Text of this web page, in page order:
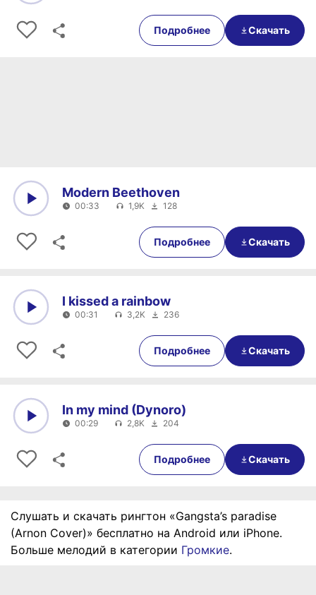
00:32
Подробнее Скачать
00:33
Modern Beethoven
00:33 1,9K 128
Подробнее Скачать
00:31
I kissed a rainbow
00:31 3,2K 236
Подробнее Скачать
00:29
In my mind (Dynoro)
00:29 2,8K 204
Подробнее Скачать
Слушать и скачать рингтон «Gangsta’s paradise
(Arnon Cover)» бесплатно на Android или iPhone.
Больше мелодий в категории Громкие.